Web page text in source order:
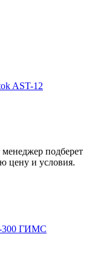
AST-12
подберет
цену и условия.
300 ГИМС